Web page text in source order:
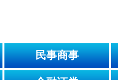
民事商事